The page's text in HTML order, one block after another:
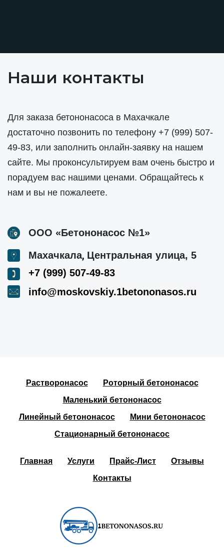
Наши контакты
Для заказа бетононасоса в Махачкале
достаточно позвонить по телефону +7 (999) 507-
49-83, или заполнить онлайн-заявку на нашем
сайте. Мы проконсультируем вам очень быстро и
порадуем вас нашими ценами. Обращайтесь к
нам и вы не пожалеете.
ООО «Бетононасос №1»
Махачкала, Центральная улица, 5
+7 (999) 507-49-83
info@moskovskiy.1betononasos.ru
Растворонасос
Роторный бетононасос
Маленький бетононасос
Линейный бетононасос
Мини бетононасос
Стационарный бетононасос
Главная Услуги Прайс-Лист
Отзывы
Контакты